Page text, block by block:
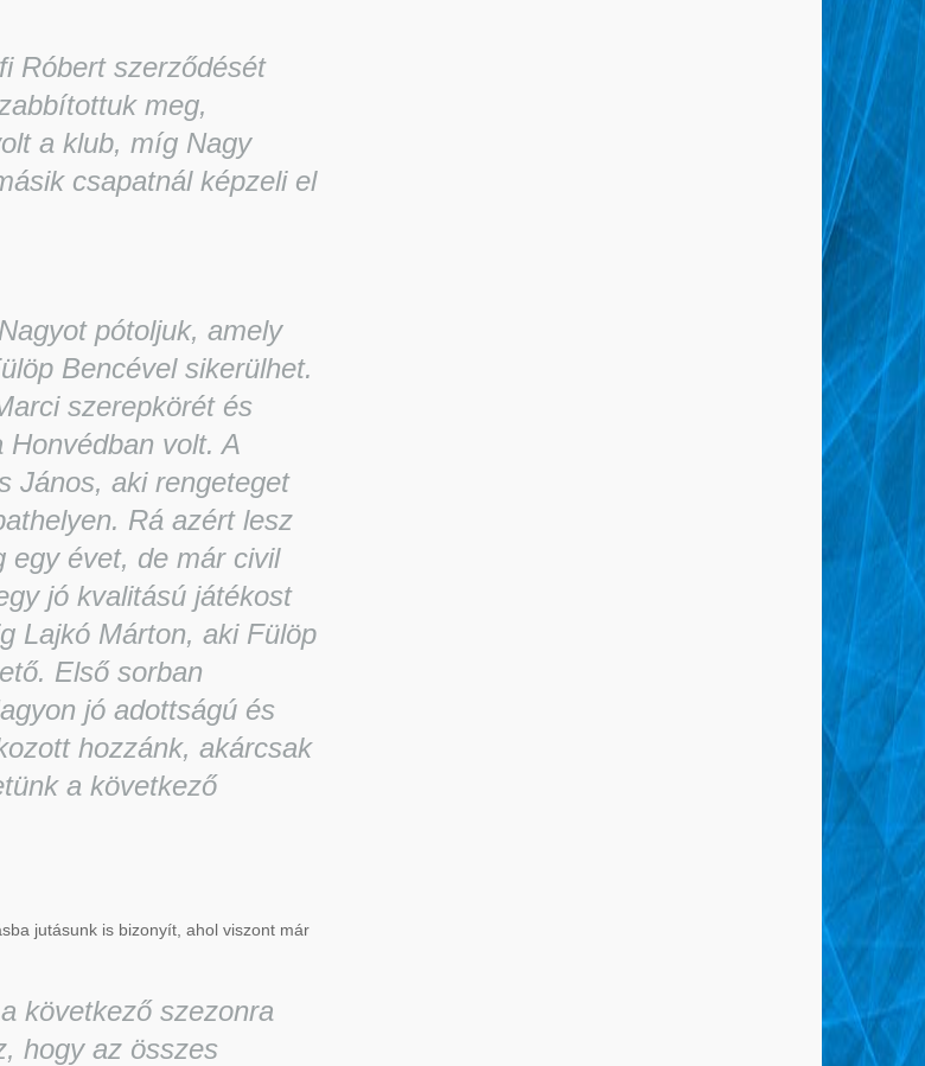
Róbert szerződését
meg,
a klub, míg Nagy
csapatnál képzeli el
pótoljuk, amely
Bencével sikerülhet.
szerepkörét és
volt. A
János, aki rengeteget
Rá azért lesz
egy évet, de már civil
jó kvalitású játékost
Lajkó Márton, aki Fülöp
Első sorban
jó adottságú és
hozzánk, akárcsak
a következő
jutásunk is bizonyít, ahol viszont már
következő szezonra
hogy az összes